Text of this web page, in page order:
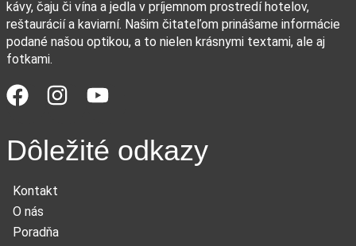
kávy, čaju či vína a jedla v príjemnom prostredí hotelov,
reštaurácií a kaviarní. Našim čitateľom prinášame informácie
podané našou optikou, a to nielen krásnymi textami, ale aj
fotkami.
Dôležité odkazy
Kontakt
O nás
Poradňa